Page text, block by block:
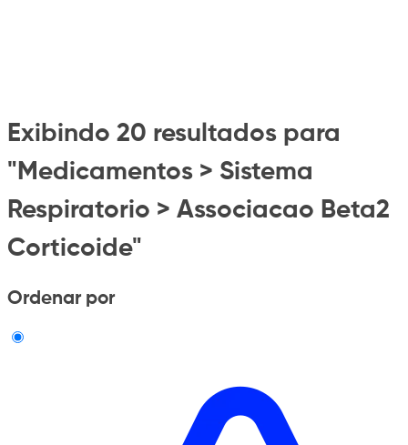
Exibindo 20 resultados para
"Medicamentos > Sistema
Respiratorio > Associacao Beta2
Corticoide"
Ordenar por